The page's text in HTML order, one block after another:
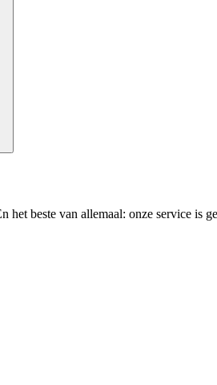
beste van allemaal: onze service is